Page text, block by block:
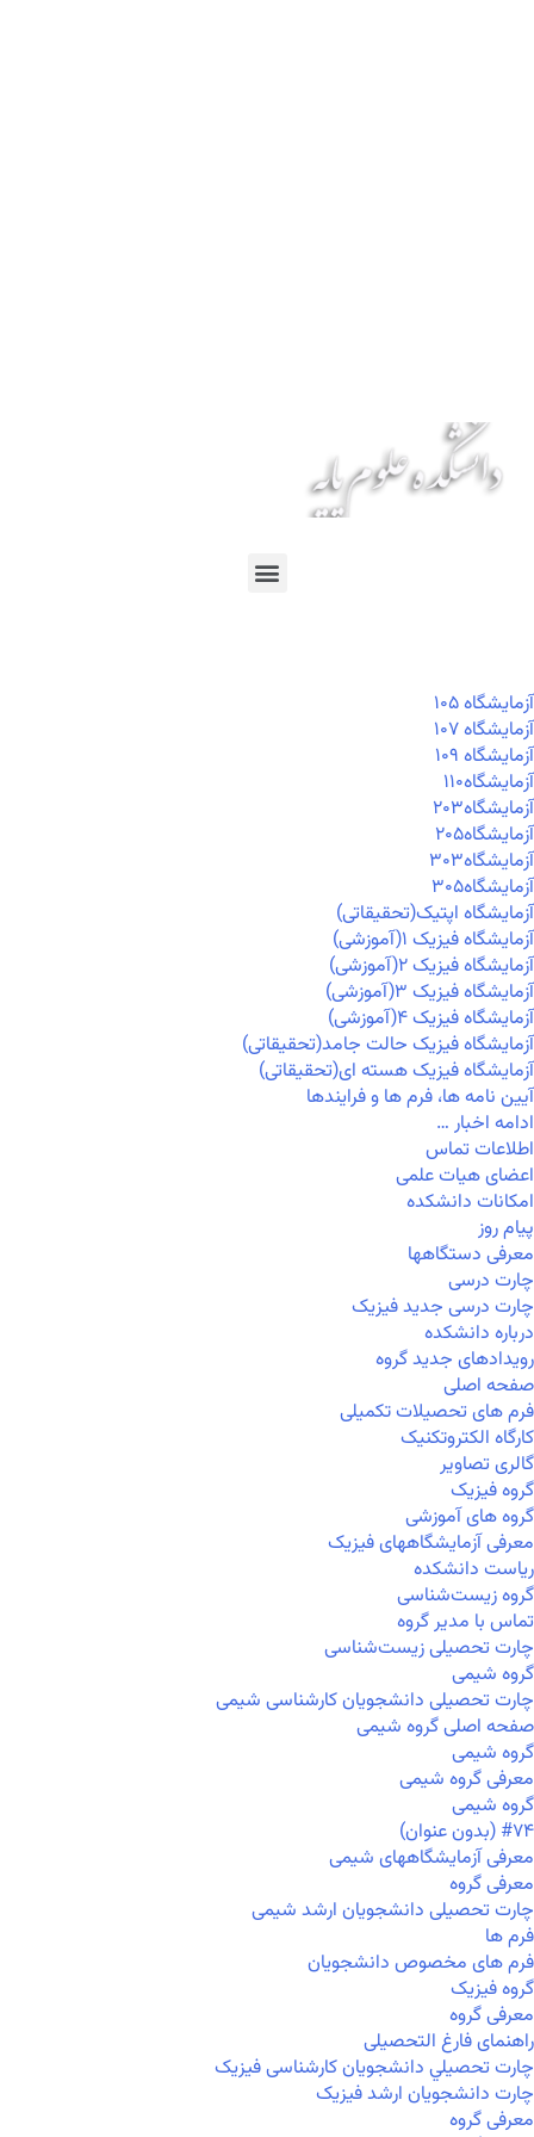
آزمايشگاه ۱۰۵
آزمايشگاه ۱۰۷
آزمايشگاه ۱۰۹
آزمايشگاه۱۱۰
آزمايشگاه۲۰۳
آزمايشگاه۲۰۵
آزمايشگاه۳۰۳
آزمايشگاه۳۰۵
آزمایشگاه اپتیک(تحقیقاتی)
آزمایشگاه فیزیک ۱(آموزشی)
آزمایشگاه فیزیک ۲(آموزشی)
آزمایشگاه فیزیک ۳(آموزشی)
آزمایشگاه فیزیک ۴(آموزشی)
آزمایشگاه فیزیک حالت جامد(تحقیقاتی)
آزمایشگاه فیزیک هسته ای(تحقیقاتی)
آیین نامه ها، فرم ها و فرایندها
ادامه اخبار …
اطلاعات تماس
اعضای هیات علمی
امکانات دانشکده
پیام روز
معرفی دستگاهها
چارت درسی
چارت درسی جدید فیزیک
درباره دانشکده
رویدادهای جدید گروه
صفحه اصلی
فرم های تحصیلات تکمیلی
کارگاه الکتروتکنیک
گالری تصاویر
گروه فیزیک
گروه های آموزشی
معرفی آزمایشگاههای فیزیک
ریاست دانشکده
گروه زیست‌شناسی
تماس با مدیر گروه
چارت تحصیلی زیست‌شناسی
گروه شیمی
چارت تحصیلی دانشجویان کارشناسی شیمی
صفحه اصلی گروه شیمی
گروه شیمی
معرفی گروه شیمی
گروه شیمی
#۷۴ (بدون عنوان)
معرفی آزمایشگاههای شیمی
معرفی گروه
چارت تحصیلی دانشجویان ارشد شیمی
فرم ها
فرم های مخصوص دانشجویان
گروه فیزیک
معرفی گروه
راهنمای فارغ التحصیلی
چارت تحصيلي دانشجویان کارشناسی فیزیک
چارت دانشجویان ارشد فیزیک
معرفی گروه